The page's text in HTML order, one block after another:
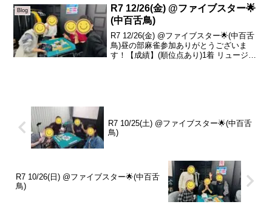
ップはちぇさ...
Blog
R7 12/26(金) @ファイブスター🌟
(中百舌鳥)
R7 12/26(金) @ファイブスター🌟(中百舌
鳥)昼の部麻雀参加ありがとうございま
す！【成績】(順位点あり)1着 リュージュ
R7 10/25(土) @ファイブスター🌟(中百舌
鳥)
R7 10/26(日) @ファイブスター🌟(中百舌
鳥)